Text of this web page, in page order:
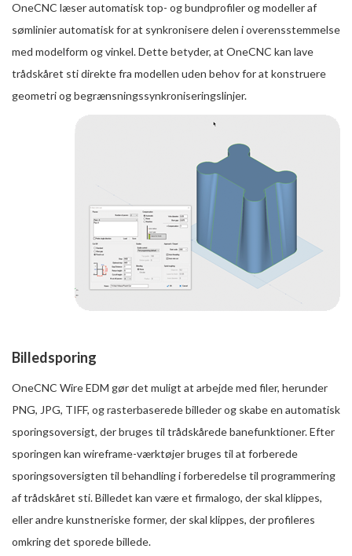
OneCNC læser automatisk top- og bundprofiler og modeller af
sømlinier automatisk for at synkronisere delen i overensstemmelse
med modelform og vinkel. Dette betyder, at OneCNC kan lave
trådskåret sti direkte fra modellen uden behov for at konstruere
geometri og begrænsningssynkroniseringslinjer.
Billedsporing
OneCNC Wire EDM gør det muligt at arbejde med filer, herunder
PNG, JPG, TIFF, og rasterbaserede billeder og skabe en automatisk
sporingsoversigt, der bruges til trådskårede banefunktioner. Efter
sporingen kan wireframe-værktøjer bruges til at forberede
sporingsoversigten til behandling i forberedelse til programmering
af trådskåret sti. Billedet kan være et firmalogo, der skal klippes,
eller andre kunstneriske former, der skal klippes, der profileres
omkring det sporede billede.